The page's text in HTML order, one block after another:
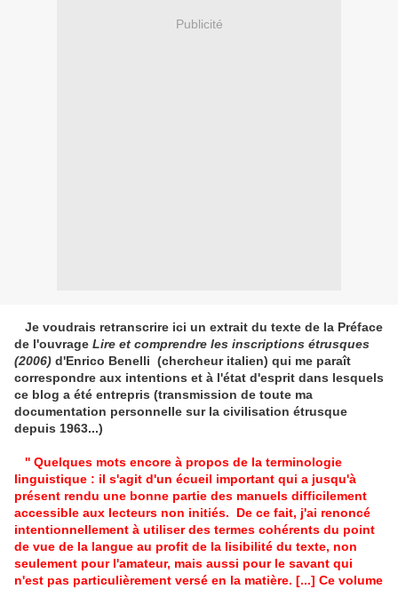
Publicité
Je voudrais retranscrire ici un extrait du texte de la Préface
de l'ouvrage Lire et comprendre les inscriptions étrusques
(2006) d'Enrico Benelli (chercheur italien) qui me paraît
correspondre aux intentions et à l'état d'esprit dans lesquels
ce blog a été entrepris (transmission de toute ma
documentation personnelle sur la civilisation étrusque
depuis 1963...)
'' Quelques mots encore à propos de la terminologie
linguistique : il s'agit d'un écueil important qui a jusqu'à
présent rendu une bonne partie des manuels difficilement
accessible aux lecteurs non initiés. De ce fait, j'ai renoncé
intentionnellement à utiliser des termes cohérents du point
de vue de la langue au profit de la lisibilité du texte, non
seulement pour l'amateur, mais aussi pour le savant qui
n'est pas particulièrement versé en la matière. [...] Ce volume